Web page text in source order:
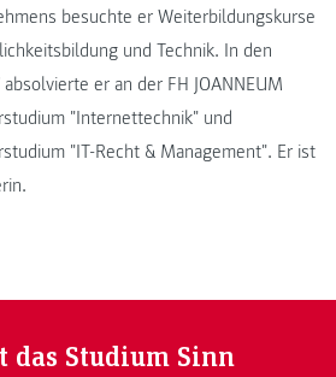
besuchte er Weiterbildungskurse
und Technik. In den
er an der FH JOANNEUM
"Internettechnik" und
"IT-Recht & Management". Er ist
das Studium Sinn